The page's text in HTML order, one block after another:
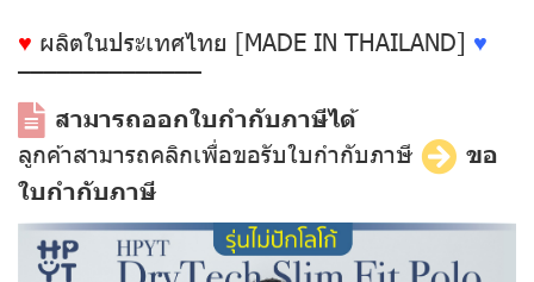
♥ ผลิตในประเทศไทย [MADE IN THAILAND] ♥
––––––––––––––
สามารถออกใบกำกับภาษีได้
ลูกค้าสามารถคลิกเพื่อขอรับใบกำกับภาษี
ขอ
ใบกำกับภาษี